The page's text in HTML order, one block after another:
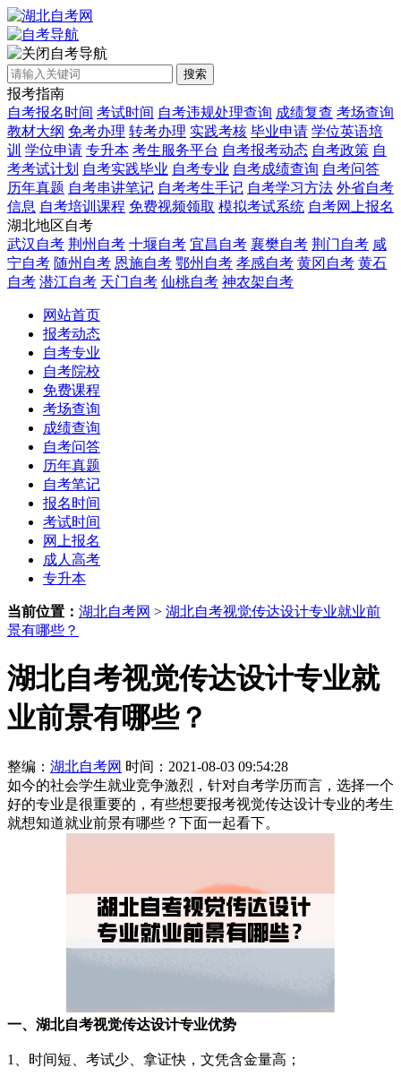
自考导航
搜索
报考指南
自考报名时间 考试时间 自考违规处理查询 成绩复查 考场查询
教材大纲 免考办理 转考办理 实践考核 毕业申请 学位英语培
训 学位申请 专升本 考生服务平台 自考报考动态 自考政策 自
考考试计划 自考实践毕业 自考专业 自考成绩查询 自考问答
历年真题 自考串讲笔记 自考考生手记 自考学习方法 外省自考
信息 自考培训课程 免费视频领取 模拟考试系统 自考网上报名
湖北地区自考
武汉自考 荆州自考 十堰自考 宜昌自考 襄樊自考 荆门自考 咸
宁自考 随州自考 恩施自考 鄂州自考 孝感自考 黄冈自考 黄石
自考 潜江自考 天门自考 仙桃自考 神农架自考
网站首页
报考动态
自考专业
自考院校
免费课程
考场查询
成绩查询
自考问答
历年真题
自考笔记
报名时间
考试时间
网上报名
成人高考
专升本
当前位置： 湖北自考网 > 湖北自考视觉传达设计专业就业前
景有哪些？
湖北自考视觉传达设计专业就
业前景有哪些？
整编： 湖北自考网 时间：2021-08-03 09:54:28
如今的社会学生就业竞争激烈，针对自考学历而言，选择一个
好的专业是很重要的，有些想要报考视觉传达设计专业的考生
就想知道就业前景有哪些？下面一起看下。
一、湖北自考视觉传达设计专业优势
1、时间短、考试少、拿证快，文凭含金量高；